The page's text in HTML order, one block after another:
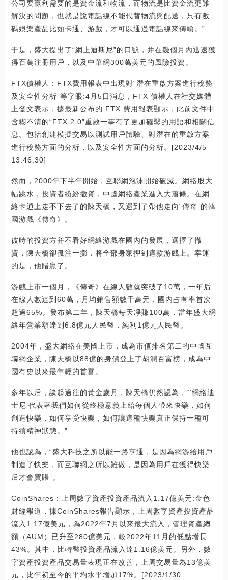
公司要贏利需要的是資金流和物流，而物流是比資金流更難
解決的問題，也就是說電話線不能代替物流與配送，只有數
碼娛樂產品比如卡通、游戲，才可以通過電話線來傳輸。”
于是，盛大提出了“網上迪斯尼”的口號，并在幾個月內迅速獲
得百萬注冊用戶，以及中華網300萬美元的風險投資。
FTX債權人：FTX費用報表中出現對“潛在重啟方案進行稅務
及安全性分析”等字眼:4月5日消息，FTX 債權人在社交媒體
上發文表示，據最新公布的 FTX 費用報表顯示，此前文件中
含糊不清的“FTX 2.0”重啟一事有了更加確鑿的用語和相關信
息。包括創建模擬交易以測試用戶體驗、對潛在的重啟方案
進行稅務方面的分析，以及安全性方面的分析。[2023/4/5
13:46:30]
然而，2000年下半年開始，互聯網泡沫開始破滅。網絡股大
幅跳水，投資者紛紛撤資，中國網絡產業進入大蕭條。在網
絡卡通上走不下去了的陳天橋，又遇到了帶他走向“傳奇”的韓
國游戲《傳奇》。
彼時的投資方并不看好網絡游戲在國內的發展，選擇了撤
資，陳天橋卻孤注一擲，將全部身家押到這款游戲上。幸運
的是，他賭贏了。
游戲上市一個月，《傳奇》在線人數就突破了10萬，一年后
在線人數達到60萬，月均銷售額數千萬元，國內占有率首次
超過65%。發布第二年，陳天橋每天凈賺100萬，當年盛大網
絡年營業額達到6.8億元人民幣，純利1億元人民幣。
2004年，盛大網絡在美國上市，成為市值排名第二的中國互
聯網企業，陳天橋以88億的身價登上了胡潤百富榜，成為中
國有史以來最年輕的首富。
多年以后，談起過往的黃金歲月，陳天橋仍然認為，“‘網絡迪
士尼’代表著我們如何從終極意義上給每個人帶來快樂，如何
創造快樂，如何享受快樂，如何讓這種快樂真正保持一種可
持續精神狀態。”
他也認為，“盛大科技之所以能一路亨通，是因為網游給用戶
制造了快樂，而互聯網之所以難做，是因為用戶在獲得快樂
后才會買賬”。
CoinShares：上周數字資產投資產品流入1.17億美元:金色
財經報道，據CoinShares報告顯示，上周數字資產投資產品
流入1.17億美元，為2022年7月以來最大流入，管理資產總
額（AUM）已升至280億美元，較2022年11月的低點增長
43%。其中，比特幣投資產品流入達1.16億美元。另外，數
字資產投資產品交易量表現正在改善，上周交易量為13億美
元，比年初至今的平均水平增加17%。[2023/1/30